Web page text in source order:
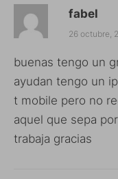
fabel
26 octubre,
buenas tengo un
ayudan tengo un
t mobile pero no
aquel que sepa
trabaja gracias